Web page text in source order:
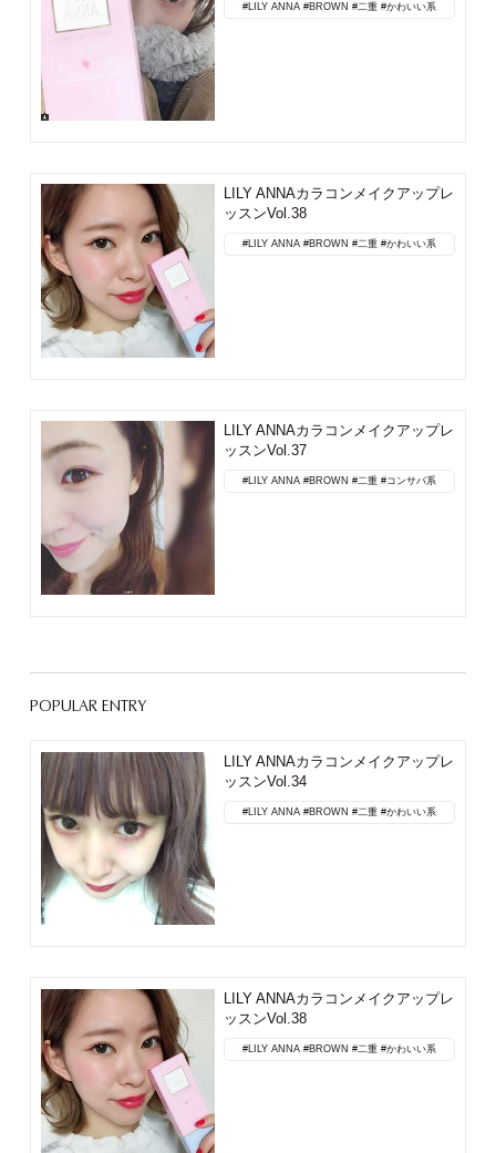
#LILY ANNA #BROWN #二重 #かわいい系
LILY ANNAカラコンメイクアップレ
ッスンVol.38
#LILY ANNA #BROWN #二重 #かわいい系
LILY ANNAカラコンメイクアップレ
ッスンVol.37
#LILY ANNA #BROWN #二重 #コンサバ系
POPULAR ENTRY
LILY ANNAカラコンメイクアップレ
ッスンVol.34
#LILY ANNA #BROWN #二重 #かわいい系
LILY ANNAカラコンメイクアップレ
ッスンVol.38
#LILY ANNA #BROWN #二重 #かわいい系